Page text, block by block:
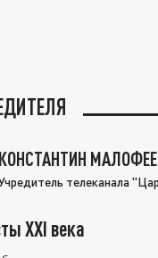
КОНСТАНТИН
телеканала
XXI века